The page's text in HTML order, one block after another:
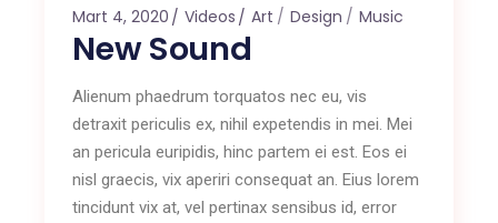
Mart 4, 2020 Videos Art Design Music
New Sound
Alienum phaedrum torquatos nec eu, vis
detraxit periculis ex, nihil expetendis in mei. Mei
an pericula euripidis, hinc partem ei est. Eos ei
nisl graecis, vix aperiri consequat an. Eius lorem
tincidunt vix at, vel pertinax sensibus id, error